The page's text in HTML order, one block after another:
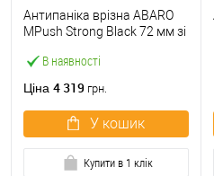
В наявності
Антипаніка врізна ABARO
МPush Strong Black 72 мм зі
Ціна 4 319 грн.
У кошик
Купити в 1 клік